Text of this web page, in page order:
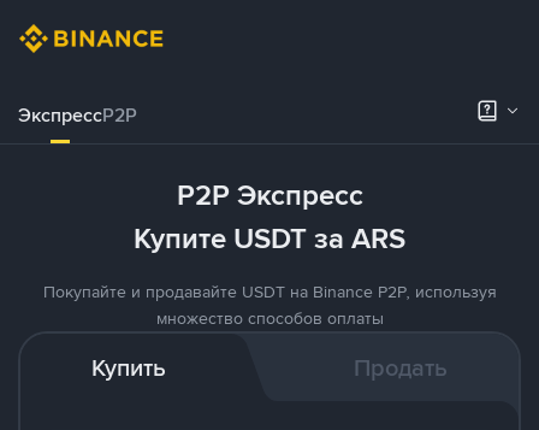
ЭкспрессP2P
P2P Экспресс
Купите USDT за ARS
Покупайте и продавайте USDT на Binance P2P, используя
множество способов оплаты
Купить Продать